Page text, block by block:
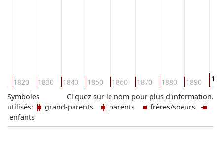
1820 1830 1840 1850 1860 1870 1880 1890
Cliquez sur le nom pour plus d'information.
Symboles
utilisés:
grand-parents parents
frères/soeurs
enfants